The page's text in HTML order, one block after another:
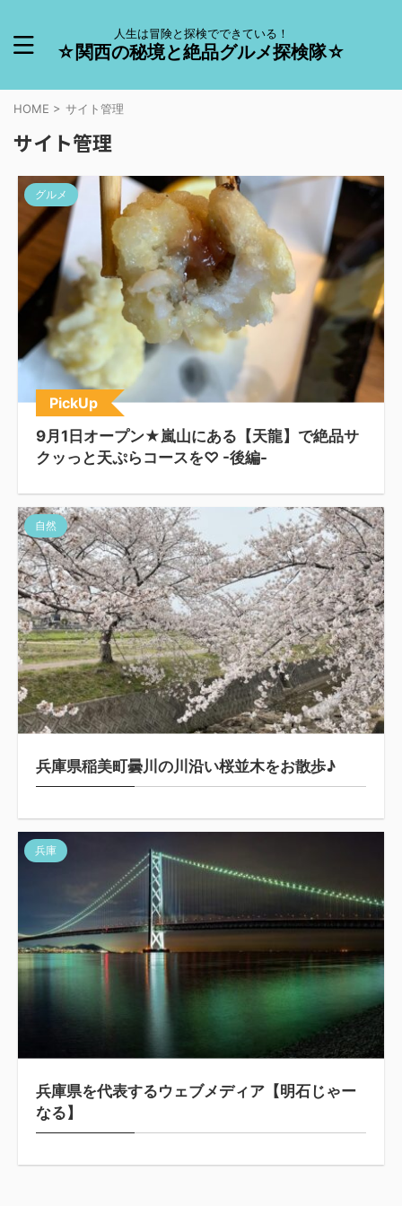
人生は冒険と探検でできている！
☆関西の秘境と絶品グルメ探検隊☆
HOME > サイト管理
サイト管理
グルメ
PickUp
9月1日オープン★嵐山にある【天龍】で絶品サ
クッっと天ぷらコースを♡ -後編-
自然
兵庫県稲美町曇川の川沿い桜並木をお散歩♪
兵庫
兵庫県を代表するウェブメディア【明石じゃー
なる】